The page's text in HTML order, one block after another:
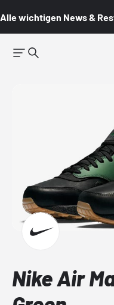
Alle wichtigen News &
Nike Air